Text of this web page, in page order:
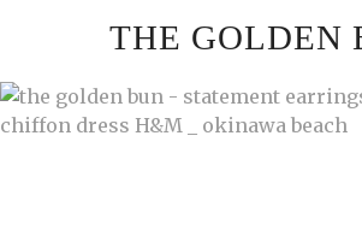
THE GOLDEN